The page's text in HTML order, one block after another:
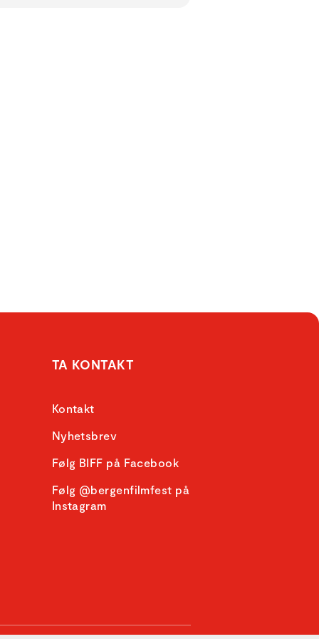
TA KONTAKT
Kontakt
Nyhetsbrev
Følg BIFF på Facebook
Følg @bergenfilmfest på
Instagram